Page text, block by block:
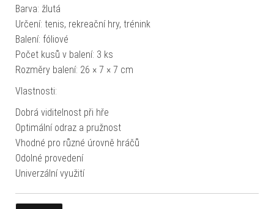
Barva: žlutá
Určení: tenis, rekreační hry, trénink
Balení: fóliové
Počet kusů v balení: 3 ks
Rozměry balení: 26 × 7 × 7 cm
Vlastnosti:
Dobrá viditelnost při hře
Optimální odraz a pružnost
Vhodné pro různé úrovně hráčů
Odolné provedení
Univerzální využití